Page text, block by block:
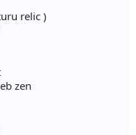
relic )
zen